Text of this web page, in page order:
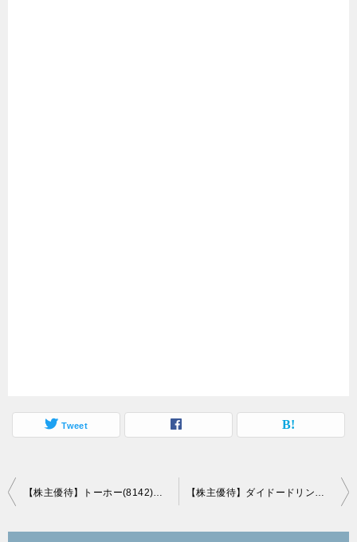
Tweet
投
【株主優待】トーホー(8142)の優待到着、コーヒー・お菓子と割引券5000円分 【株主優待】ダイドードリンコ（2590）の優待到着！3,000円相当の自社グループ製品！